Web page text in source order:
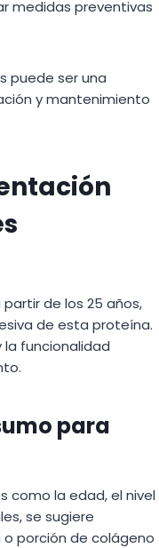
medidas preventivas
puede ser una
y mantenimiento
de los 25 años,
de esta proteína.
funcionalidad
para
como la edad, el nivel
se sugiere
porción de colágeno